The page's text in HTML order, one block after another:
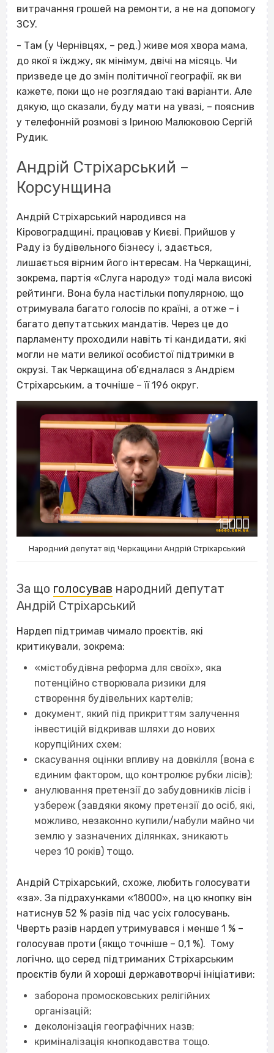
витрачання грошей на ремонти, а не на допомогу
ЗСУ.
- Там (у Чернівцях, – ред.) живе моя хвора мама,
до якої я їжджу, як мінімум, двічі на місяць. Чи
призведе це до змін політичної географії, як ви
кажете, поки що не розглядаю такі варіанти. Але
дякую, що сказали, буду мати на увазі, – пояснив
у телефонній розмові з Іриною Малюковою Сергій
Рудик.
Андрій Стріхарський –
Корсунщина
Андрій Стріхарський народився на
Кіровоградщині, працював у Києві. Прийшов у
Раду із будівельного бізнесу і, здається,
лишається вірним його інтересам. На Черкащині,
зокрема, партія «Слуга народу» тоді мала високі
рейтинги. Вона була настільки популярною, що
отримувала багато голосів по країні, а отже – і
багато депутатських мандатів. Через це до
парламенту проходили навіть ті кандидати, які
могли не мати великої особистої підтримки в
окрузі. Так Черкащина об’єдналася з Андрієм
Стріхарським, а точніше – її 196 округ.
Народний депутат від Черкащини Андрій Стріхарський
За що голосував народний депутат
Андрій Стріхарський
Нардеп підтримав чимало проєктів, які
критикували, зокрема:
«містобудівна реформа для своїх», яка
потенційно створювала ризики для
створення будівельних картелів;
документ, який під прикриттям залучення
інвестицій відкривав шляхи до нових
корупційних схем;
скасування оцінки впливу на довкілля (вона є
єдиним фактором, що контролює рубки лісів);
анулювання претензії до забудовників лісів і
узбереж (завдяки якому претензії до осіб, які,
можливо, незаконно купили/набули майно чи
землю у зазначених ділянках, зникають
через 10 років) тощо.
Андрій Стріхарський, схоже, любить голосувати
«за». За підрахунками «18000», на цю кнопку він
натиснув 52 % разів під час усіх голосувань.
Чверть разів нардеп утримувався і менше 1 % –
голосував проти (якщо точніше – 0,1 %). Тому
логічно, що серед підтриманих Стріхарським
проєктів були й хороші державотворчі ініціативи:
заборона промосковських релігійних
організацій;
деколонізація географічних назв;
криміналізація кнопкодавства тощо.